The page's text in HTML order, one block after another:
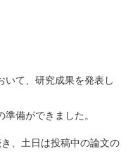
いて、研究成果を発表し
備ができました。
、土日は投稿中の論文の